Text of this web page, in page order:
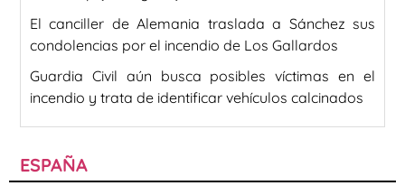
El canciller de Alemania traslada a Sánchez sus
condolencias por el incendio de Los Gallardos
Guardia Civil aún busca posibles víctimas en el
incendio y trata de identificar vehículos calcinados
ESPAÑA